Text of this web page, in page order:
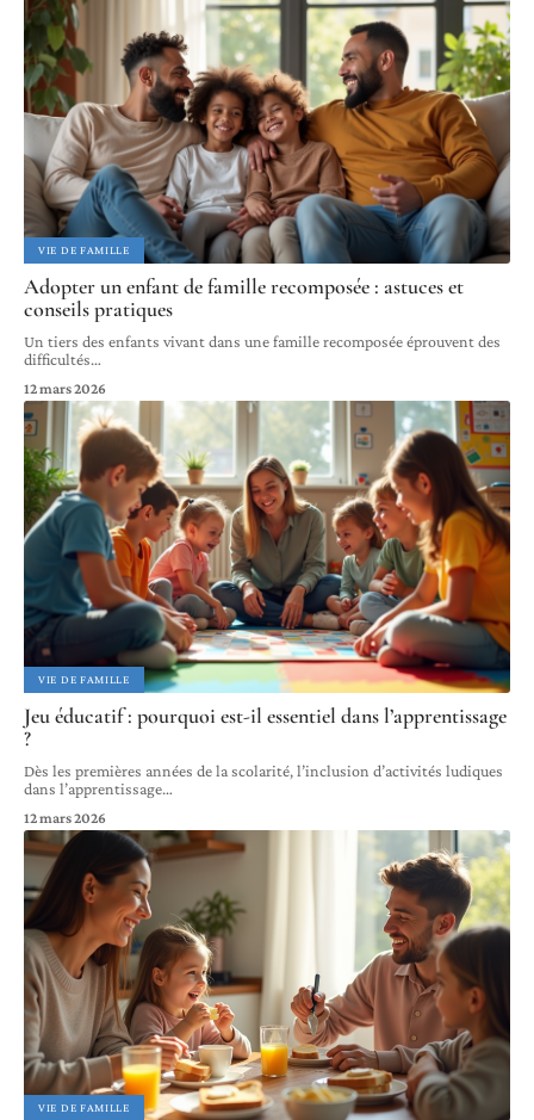
VIE DE FAMILLE
Adopter un enfant de famille recomposée : astuces et
conseils pratiques
Un tiers des enfants vivant dans une famille recomposée éprouvent des
difficultés…
12 mars 2026
VIE DE FAMILLE
Jeu éducatif : pourquoi est-il essentiel dans l’apprentissage
?
Dès les premières années de la scolarité, l’inclusion d’activités ludiques
dans l’apprentissage…
12 mars 2026
VIE DE FAMILLE